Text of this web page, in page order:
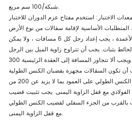
شبكة/100 سم مربع.
، المتطلبات الأساسية لإقامة سقالات من نوع الأرض
تركيب الأعمدة: عند تركيب الأعمدة ، يجب إعداد رجل كل 6 مسافات ، ولا يمكن
الحائط بثبات. يجب أن تتراوح زاوية الميل بين الرجل
تكون السقالات مجهزة بقضبان الكنس الطولية
والعرضية. يجب تثبيت قضيب الكنس الطولي على العمود بما لا يزيد عن 200 من
مع قفل الزاوية اليمنى. يجب تثبيت قضيب
من الجزء السفلي لقضيب الكنس الطولي
مع قفل الزاوية اليمنى.